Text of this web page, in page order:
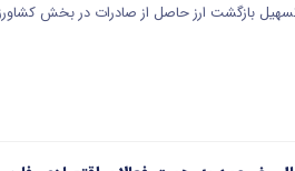
بازگشت ارز حاصل از صادرات در بخش